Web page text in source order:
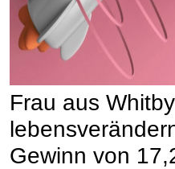
Frau aus
Gewinn von